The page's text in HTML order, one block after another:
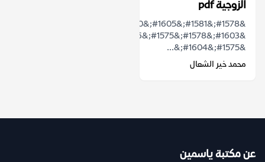
الزوجية pdf
&#1575;&#1604;&...
محمد خير الشعال
عن مكتبة ياسمين